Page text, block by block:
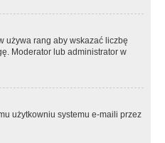
używa rang aby wskazać liczbę
Moderator lub administrator w
użytkowniu systemu e-maili przez